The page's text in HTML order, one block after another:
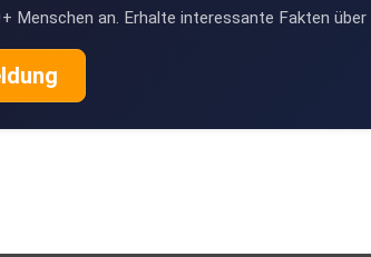
Menschen an. Erhalte interessante Fakten